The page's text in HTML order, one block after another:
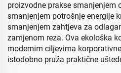
proizvodne prakse smanjenjem
smanjenjem potrošnje energije
smanjenjem zahtjeva za
zamjenom reza. Ova ekološka
modernim ciljevima
istodobno pruža praktične